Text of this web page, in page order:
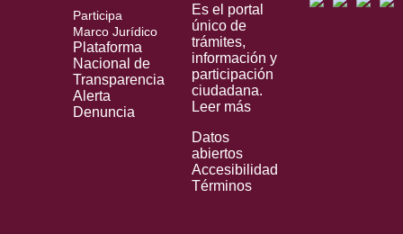
Participa
Marco Jurídico
Plataforma
Nacional de
Transparencia
Alerta
Denuncia
Es el portal
único de
trámites,
información y
participación
ciudadana.
Leer más
Datos
abiertos
Accesibilidad
Términos